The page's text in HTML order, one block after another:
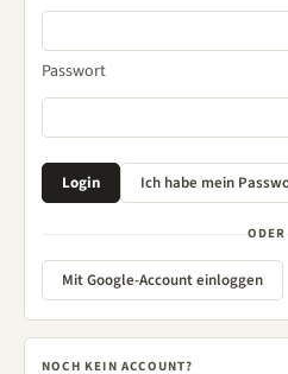
Passwort
ODER
Mit Google-Account einloggen
NOCH KEIN ACCOUNT?